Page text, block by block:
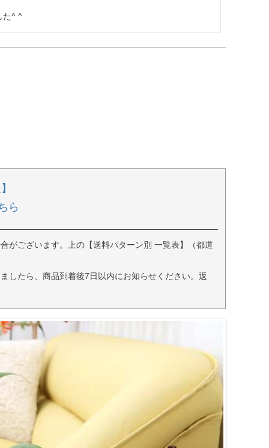
ら
がございます。上の【送料パターン別 一覧表】（都道
したら、商品到着後7日以内にお知らせください。返